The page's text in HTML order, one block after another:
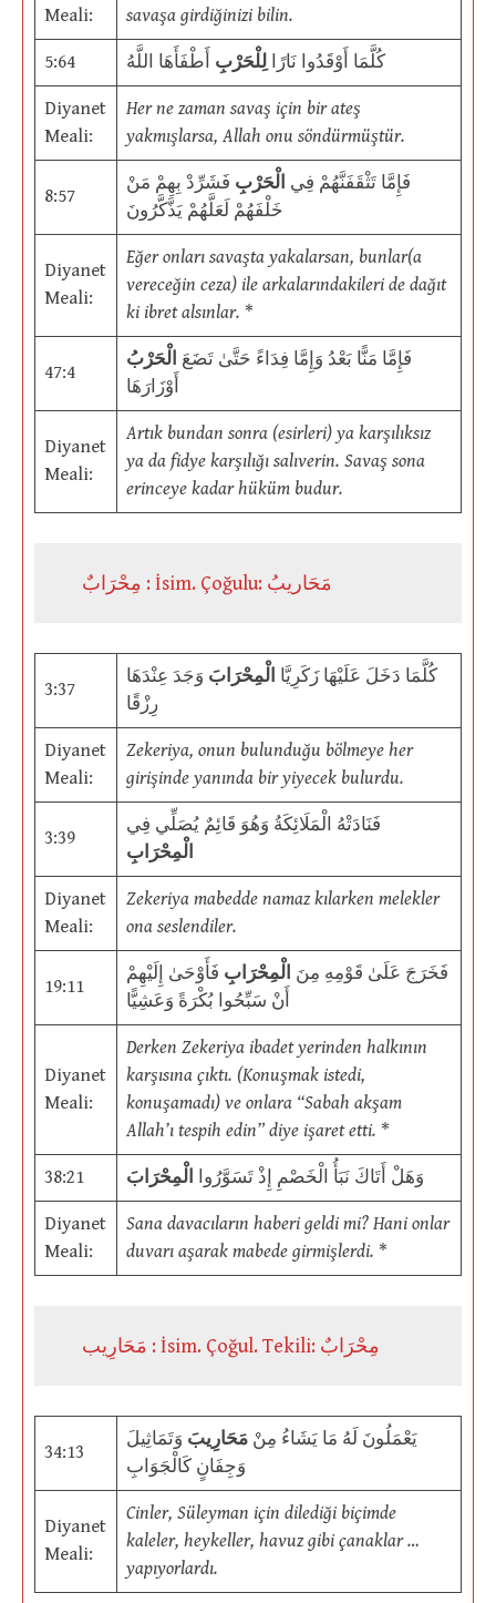
Meali:
savaşa girdiğinizi bilin.
5:64 كُلَّمَا أَوْقَدُوا نَارًالِلْحَرْبِ أَطْفَأَهَا اللَّهُ
Diyanet
Meali:
Her ne zaman savaş için bir ateş
yakmışlarsa, Allah onu söndürmüştür.
8:57
فَإِمَّا تَثْقَفَنَّهُمْ فِي الْحَرْبِ فَشَرِّدْ بِهِمْ مَنْ
خَلْفَهُمْ لَعَلَّهُمْ يَذَّكَّرُونَ
Diyanet
Meali:
Eğer onları savaşta yakalarsan, bunlar(a
vereceğin ceza) ile arkalarındakileri de dağıt
ki ibret alsınlar. *
47:4
فَإِمَّا مَنًّا بَعْدُ وَإِمَّا فِدَاءً حَتَّىٰ تَضَعَ الْحَرْبُ
أَوْزَارَهَا
Diyanet
Meali:
Artık bundan sonra (esirleri) ya karşılıksız
ya da fidye karşılığı salıverin. Savaş sona
erinceye kadar hüküm budur.
مِحْرَابٌ : İsim. Çoğulu: مَحَاريبُ
3:37
كُلَّمَا دَخَلَ عَلَيْهَا زَكَرِيَّا الْمِحْرَابَ وَجَدَ عِنْدَهَا
رِزْقًا
Diyanet
Meali:
Zekeriya, onun bulunduğu bölmeye her
girişinde yanında bir yiyecek bulurdu.
3:39
فَنَادَتْهُ الْمَلَائِكَةُ وَهُوَ قَائِمٌ يُصَلِّي فِي
الْمِحْرَابِ
Diyanet
Meali:
Zekeriya mabedde namaz kılarken melekler
ona seslendiler.
19:11
فَخَرَجَ عَلَىٰ قَوْمِهِ مِنَ الْمِحْرَابِ فَأَوْحَىٰ إِلَيْهِمْ
أَنْ سَبِّحُوا بُكْرَةً وَعَشِيًّا
Diyanet
Meali:
Derken Zekeriya ibadet yerinden halkının
karşısına çıktı. (Konuşmak istedi,
konuşamadı) ve onlara “Sabah akşam
Allah’ı tespih edin” diye işaret etti. *
38:21 وَهَلْ أَتَاكَ نَبَأُ الْخَصْمِ إِذْ تَسَوَّرُوا الْمِحْرَابَ
Diyanet
Meali:
Sana davacıların haberi geldi mi? Hani onlar
duvarı aşarak mabede girmişlerdi. *
مَحَارِيب : İsim. Çoğul. Tekili: مِحْرَابٌ
34:13
يَعْمَلُونَ لَهُ مَا يَشَاءُ مِنْ مَحَارِيبَ وَتَمَاثِيلَ
وَجِفَانٍ كَالْجَوَابِ
Diyanet
Meali:
Cinler, Süleyman için dilediği biçimde
kaleler, heykeller, havuz gibi çanaklar …
yapıyorlardı.